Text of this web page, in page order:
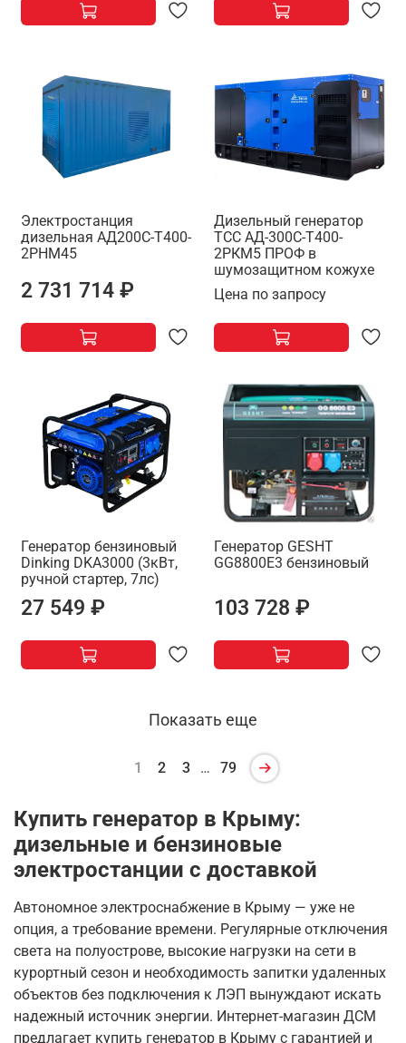
Электростанция
дизельная АД200С-Т400-
2РНМ45
2 731 714 ₽
Дизельный генератор
ТСС АД-300С-Т400-
2РКМ5 ПРОФ в
шумозащитном кожухе
Цена по запросу
Генератор бензиновый
Dinking DKA3000 (3кВт,
ручной стартер, 7лс)
27 549 ₽
Генератор GESHT
GG8800E3 бензиновый
103 728 ₽
Показать еще
1 2 3 … 79
Купить генератор в Крыму:
дизельные и бензиновые
электростанции с доставкой
Автономное электроснабжение в Крыму — уже не
опция, а требование времени. Регулярные отключения
света на полуострове, высокие нагрузки на сети в
курортный сезон и необходимость запитки удаленных
объектов без подключения к ЛЭП вынуждают искать
надежный источник энергии. Интернет-магазин ДСМ
предлагает купить генератор в Крыму с гарантией и